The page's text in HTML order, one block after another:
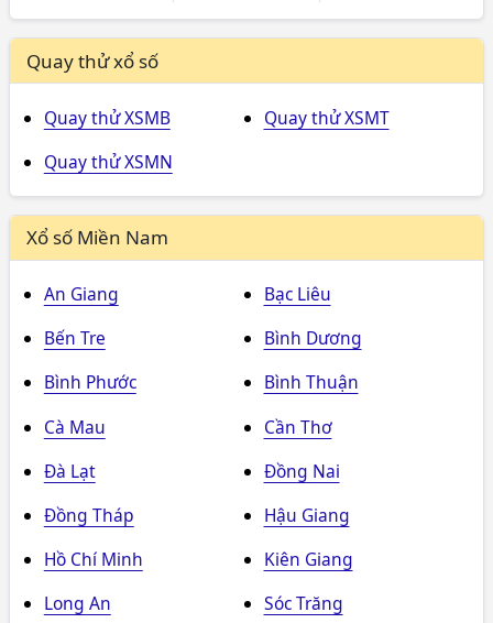
Quay thử xổ số
Quay thử XSMB
Quay thử XSMT
Quay thử XSMN
Xổ số Miền Nam
An Giang
Bạc Liêu
Bến Tre
Bình Dương
Bình Phước
Bình Thuận
Cà Mau
Cần Thơ
Đà Lạt
Đồng Nai
Đồng Tháp
Hậu Giang
Hồ Chí Minh
Kiên Giang
Long An
Sóc Trăng